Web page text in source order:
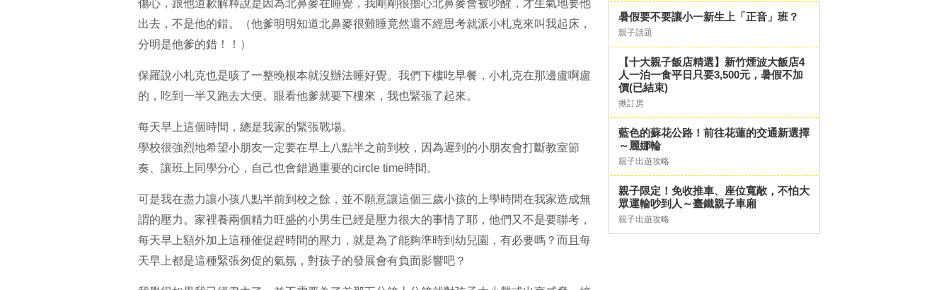
傷心，跟他道歉解釋說是因為北鼻麥在睡覺，我剛剛很擔心北鼻麥會被吵醒，才生氣地要他
出去，不是他的錯。（他爹明明知道北鼻麥很難睡竟然還不經思考就派小札克來叫我起床，
分明是他爹的錯！！）
保羅說小札克也是咳了一整晚根本就沒辦法睡好覺。我們下樓吃早餐，小札克在那邊盧啊盧
的，吃到一半又跑去大便。眼看他爹就要下樓來，我也緊張了起來。
每天早上這個時間，總是我家的緊張戰場。
學校很強烈地希望小朋友一定要在早上八點半之前到校，因為遲到的小朋友會打斷教室節
奏、讓班上同學分心，自己也會錯過重要的circle time時間。
可是我在盡力讓小孩八點半前到校之餘，並不願意讓這個三歲小孩的上學時間在我家造成無
謂的壓力。家裡養兩個精力旺盛的小男生已經是壓力很大的事情了耶，他們又不是要聯考，
每天早上額外加上這種催促趕時間的壓力，就是為了能夠準時到幼兒園，有必要嗎？而且每
天早上都是這種緊張匆促的氣氛，對孩子的發展會有負面影響吧？
暑假要不要讓小一新生上「正音」班？
親子話題
【十大親子飯店精選】新竹煙波大飯店4
人一泊一食平日只要3,500元，暑假不加
價(已結束)
揪訂房
藍色的蘇花公路！前往花蓮的交通新選擇
～麗娜輪
親子出遊攻略
親子限定！免收推車、座位寬敞，不怕大
眾運輸吵到人～臺鐵親子車廂
親子出遊攻略